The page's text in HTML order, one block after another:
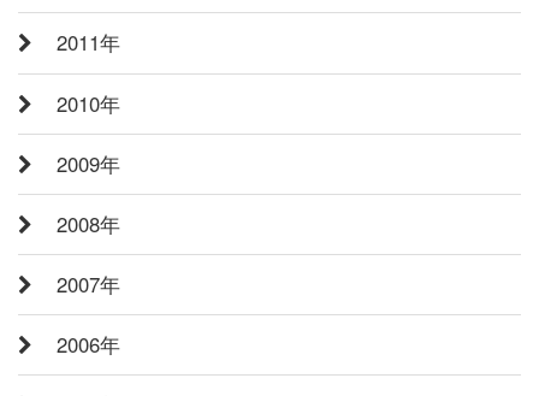
2011年
2010年
2009年
2008年
2007年
2006年